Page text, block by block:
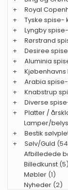
+
Royal
+
Tyske spise-
+
Lyngby
+
Rørstrand
+
Desiree
+
Aluminia
+
Kjøbenhavns
+
Arabia
+
Knabstrup
+
Diverse
+
Platter /
Lamper/
+
Bestik
+
Sølv/Guld
Afbilledede
Billedkunst (5)
Møbler (1)
Nyheder (2)